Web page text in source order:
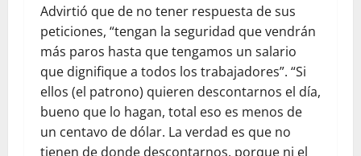
Advirtió que de no tener respuesta de sus
peticiones, “tengan la seguridad que vendrán
más paros hasta que tengamos un salario
que dignifique a todos los trabajadores”. “Si
ellos (el patrono) quieren descontarnos el día,
bueno que lo hagan, total eso es menos de
un centavo de dólar. La verdad es que no
tienen de donde descontarnos, porque ni el